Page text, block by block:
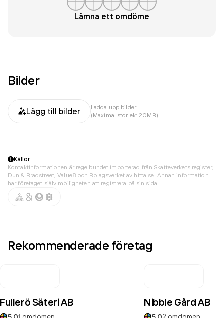
Lämna ett omdöme
Bilder
Lägg till bilder
Ladda upp bilder
(Maximal storlek: 20MB)
Källor
Kontaktinformationen är regelbundet importerad från Skatteverkets register,
Dun & Bradstreet, Value8 och Bolagsverket av hitta.se. Annan information
har företaget själv möjligheten att registrera på sin sida.
Rekommenderade företag
Fullerö Säteri AB Nibble Gård AB